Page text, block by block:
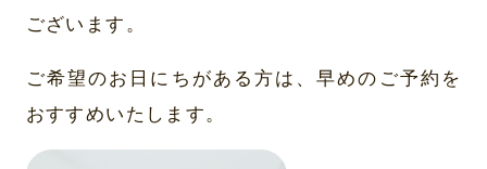
ございます。
ご希望のお日にちがある方は、早めのご予約を
おすすめいたします。